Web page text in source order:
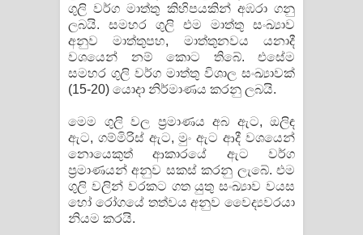
ගුලි වර්ග මාත්තු කිහිපයකින් අඹරා ගනු
ලබයි. සමහර ගුලි එම මාත්තු සංඛ්‍යාව
අනුව මාත්තුපහ, මාත්තුනවය යනාදී
වශයෙන් නම් කොට තිබේ. එසේම
සමහර ගුලි වර්ග මාත්තු විශාල සංඛ්‍යාවක්
(15-20) යොදා නිර්මාණය කරනු ලබයි.
මෙම ගුලි වල ප්‍රමාණය අබ ඇට, ඔලිඳ
ඇට, ගම්මිරිස් ඇට, මුං ඇට ආදී වශයෙන්
නොයෙකුත් ආකාරයේ ඇට වර්ග
ප්‍රමාණයන් අනුව සකස් කරනු ලැබේ. එම
ගුලි වලින් වරකට ගත යුතු සංඛ්‍යාව වයස
හෝ රෝගයේ තත්වය අනුව වෛද්‍යවරයා
නියම කරයි.